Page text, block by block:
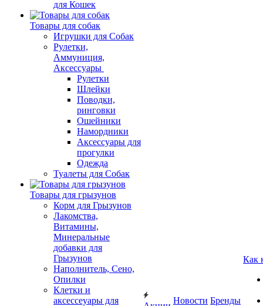
для Кошек
Товары для собак
Игрушки для Собак
Рулетки,
Аммуниция,
Аксессуары
Рулетки
Шлейки
Поводки,
ринговки
Ошейники
Намордники
Аксессуары для
прогулки
Одежда
Туалеты для Собак
Товары для грызунов
Корм для Грызунов
Лакомства,
Витамины,
Минеральные
добавки для
Грызунов
Наполнитель, Сено,
Опилки
Клетки и
аксессеуары для
Новости Бренды
Как